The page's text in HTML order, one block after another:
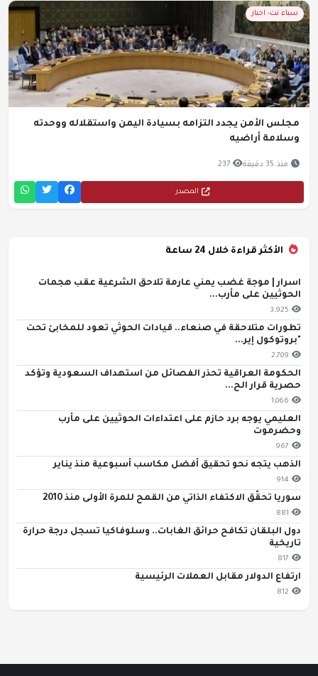
سباء نت- اخبار
مجلس الأمن يجدد التزامه بسيادة اليمن واستقلاله ووحدته
وسلامة أراضيه
منذ 35 دقيقة 237
المصدر
الأكثر قراءة خلال 24 ساعة
اسرار | موجة غضب يمني عارمة تلاحق الشرعية عقب هجمات
الحوثيين على مأرب...
3,925
تطورات متلاحقة في صنعاء.. قيادات الحوثي تعود للمخابئ تحت
"بروتوكول إير...
2,709
الحكومة العراقية تحذر الفصائل من استهداف السعودية وتؤكد
حصرية قرار الح...
1,066
العليمي يوجه برد حازم على اعتداءات الحوثيين على مأرب
وحضرموت
967
الذهب يتجه نحو تحقيق أفضل مكاسب أسبوعية منذ يناير
914
سوريا تحقّق الاكتفاء الذاتي من القمح للمرة الأولى منذ 2010
881
دول البلقان تكافح حرائق الغابات.. وسلوفاكيا تسجل درجة حرارة
تاريخية
817
ارتفاع الدولار مقابل العملات الرئيسية
812